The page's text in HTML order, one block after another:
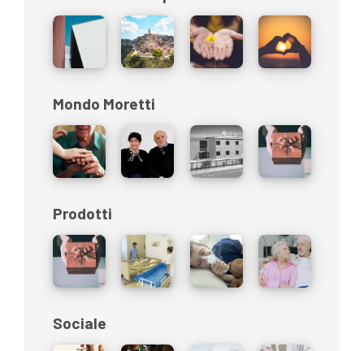
Mondo Moretti
Prodotti
Sociale